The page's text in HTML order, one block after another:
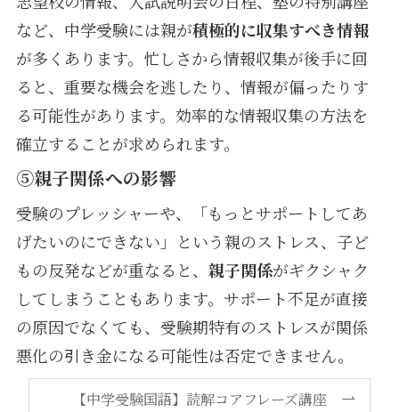
など、中学受験には親が積極的に収集すべき情報
が多くあります。忙しさから情報収集が後手に回
ると、重要な機会を逃したり、情報が偏ったりす
る可能性があります。効率的な情報収集の方法を
確立することが求められます。
⑤親子関係への影響
受験のプレッシャーや、「もっとサポートしてあ
げたいのにできない」という親のストレス、子ど
もの反発などが重なると、 親子関係がギクシャク
してしまうこともあります。サポート不足が直接
の原因でなくても、受験期特有のストレスが関係
悪化の引き金になる可能性は否定できません。
【中学受験国語】読解コアフレーズ講座